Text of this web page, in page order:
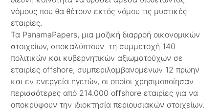
νόμους που θα θέτουν εκτός νόμου τις μυστικές
εταιρίες.
Τα PanamaPapers, μια μαζική διαρροή οικονομικών
στοιχείων, αποκαλύπτουν τη συμμετοχή 140
πολιτικών και κυβερνητικών αξιωματούχων σε
εταιρίες offshore, συμπεριλαμβανομένων 12 πρώην
και εν ενεργεία ηγετών, οι οποίοι χρησιμοποίησαν
περισσότερες από 214.000 offshore εταιρίες για να
αποκρύψουν την ιδιοκτησία περιουσιακών στοιχείων.